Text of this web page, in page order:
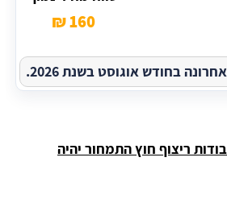
160 ₪
בחודש אוגוסט בשנת 2026.
ריצוף חוץ התמחור יהיה